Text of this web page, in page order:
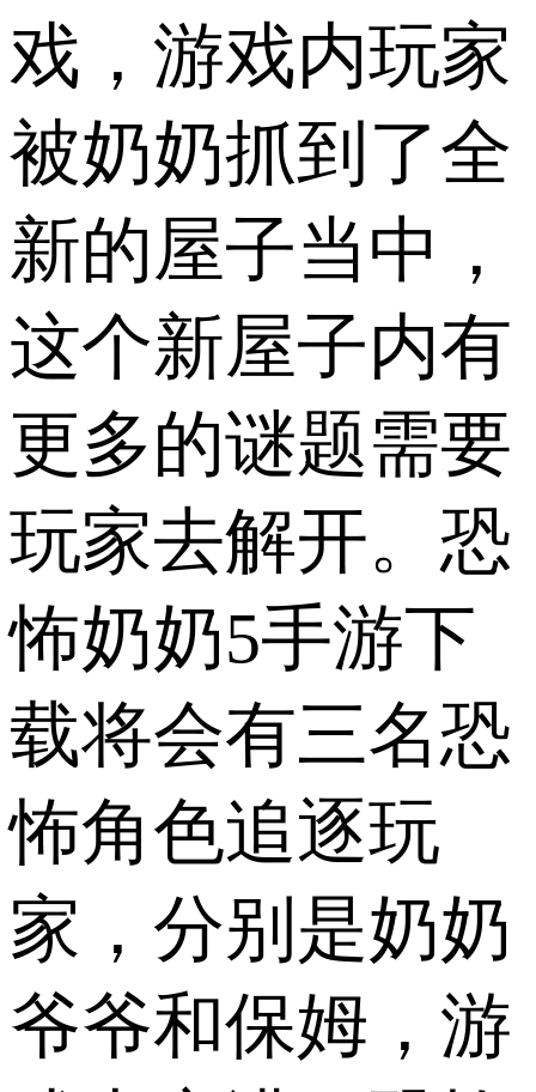
戏，游戏内玩家
被奶奶抓到了全
新的屋子当中，
这个新屋子内有
更多的谜题需要
玩家去解开。恐
怖奶奶5手游下
载将会有三名恐
怖角色追逐玩
家，分别是奶奶
爷爷和保姆，游